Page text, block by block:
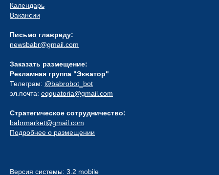
Календарь
Вакансии
Письмо главреду:
newsbabr@gmail.com
Заказать размещение:
Рекламная группа "Экватор"
Телеграм: @babrobot_bot
эл.почта: eqquatoria@gmail.com
Стратегическое сотрудничество:
babrmarket@gmail.com
Подробнее о размещении
Версия системы: 3.2 mobile